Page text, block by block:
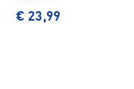
€ 23,99